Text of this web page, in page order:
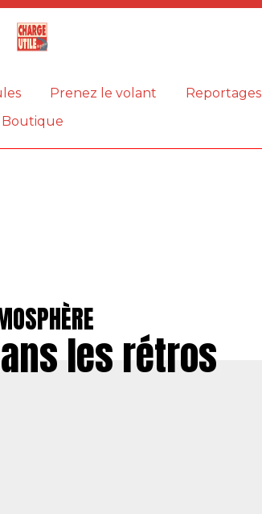
Prenez le volant Reportages
Boutique
les rétros